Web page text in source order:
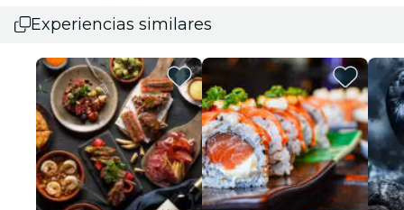
Experiencias similares